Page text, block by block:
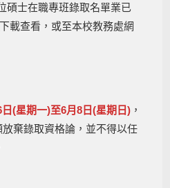
碩士在職專班錄取名單業已
下載查看，或至本校教務處網
(星期一)至6月8日(星期日) ，
棄錄取資格論，並不得以任